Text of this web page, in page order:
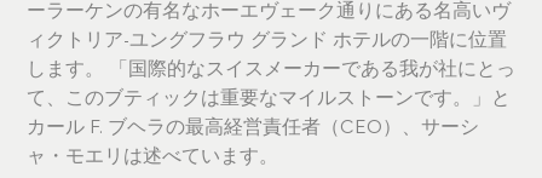
ーラーケンの有名なホーエヴェーク通りにある名高いヴ
ィクトリア-ユングフラウ グランド ホテルの一階に位置
します。 「国際的なスイスメーカーである我が社にとっ
て、このブティックは重要なマイルストーンです。」と
カール F. ブヘラの最高経営責任者（CEO）、サーシ
ャ・モエリは述べています。